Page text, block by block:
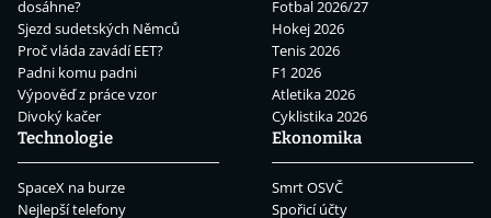
dosáhne?
Sjezd sudetských Němců
Proč vláda zavádí EET?
Padni komu padni
Výpověď z práce vzor
Divoký kačer
Fotbal 2026/27
Hokej 2026
Tenis 2026
F1 2026
Atletika 2026
Cyklistika 2026
Technologie
SpaceX na burze
Nejlepší telefony
Ekonomika
Smrt OSVČ
Spořicí účty